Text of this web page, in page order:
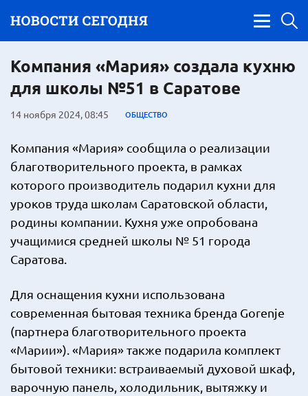
Компания «Мария» создала кухню
для школы №51 в Саратове
14 ноября 2024, 08:45 ОБЩЕСТВО
Компания «Мария» сообщила о реализации
благотворительного проекта, в рамках
которого производитель подарил кухни для
уроков труда школам Саратовской области,
родины компании. Кухня уже опробована
учащимися средней школы № 51 города
Саратова.
Для оснащения кухни использована
современная бытовая техника бренда Gorenje
(партнера благотворительного проекта
«Марии»). «Мария» также подарила комплект
бытовой техники: встраиваемый духовой шкаф,
варочную панель, холодильник, вытяжку и